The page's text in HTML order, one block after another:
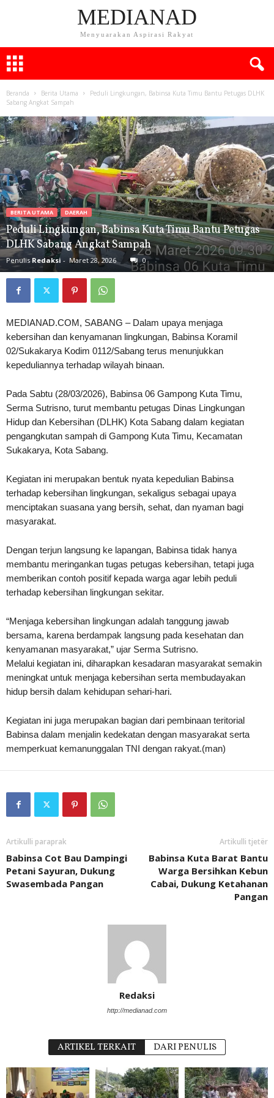
MEDIANAD
Menyuarakan Aspirasi Rakyat
Beranda Berita Utama
Peduli Lingkungan, Babinsa Kuta Timu Bantu Petugas DLHK
Sabang Angkat Sampah
BERITA UTAMA DAERAH
Peduli Lingkungan, Babinsa Kuta Timu Bantu Petugas
DLHK Sabang Angkat Sampah
Penulis Redaksi - Maret 28, 2026 0
MEDIANAD.COM, SABANG – Dalam upaya menjaga
kebersihan dan kenyamanan lingkungan, Babinsa Koramil
02/Sukakarya Kodim 0112/Sabang terus menunjukkan
kepeduliannya terhadap wilayah binaan.
Pada Sabtu (28/03/2026), Babinsa 06 Gampong Kuta Timu,
Serma Sutrisno, turut membantu petugas Dinas Lingkungan
Hidup dan Kebersihan (DLHK) Kota Sabang dalam kegiatan
pengangkutan sampah di Gampong Kuta Timu, Kecamatan
Sukakarya, Kota Sabang.
Kegiatan ini merupakan bentuk nyata kepedulian Babinsa
terhadap kebersihan lingkungan, sekaligus sebagai upaya
menciptakan suasana yang bersih, sehat, dan nyaman bagi
masyarakat.
Dengan terjun langsung ke lapangan, Babinsa tidak hanya
membantu meringankan tugas petugas kebersihan, tetapi juga
memberikan contoh positif kepada warga agar lebih peduli
terhadap kebersihan lingkungan sekitar.
“Menjaga kebersihan lingkungan adalah tanggung jawab
bersama, karena berdampak langsung pada kesehatan dan
kenyamanan masyarakat,” ujar Serma Sutrisno.
Melalui kegiatan ini, diharapkan kesadaran masyarakat semakin
meningkat untuk menjaga kebersihan serta membudayakan
hidup bersih dalam kehidupan sehari-hari.
Kegiatan ini juga merupakan bagian dari pembinaan teritorial
Babinsa dalam menjalin kedekatan dengan masyarakat serta
memperkuat kemanunggalan TNI dengan rakyat.(man)
Artikulli paraprak
Babinsa Cot Bau Dampingi
Petani Sayuran, Dukung
Swasembada Pangan
Artikulli tjetër
Babinsa Kuta Barat Bantu
Warga Bersihkan Kebun
Cabai, Dukung Ketahanan
Pangan
Redaksi
http://medianad.com
ARTIKEL TERKAIT DARI PENULIS